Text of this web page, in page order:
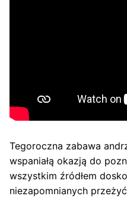
Tegoroczna zabawa
wspaniałą okazją do
wszystkim źródłem
niezapomnianych